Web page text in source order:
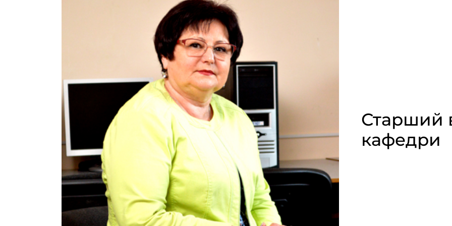
Старший
кафедри